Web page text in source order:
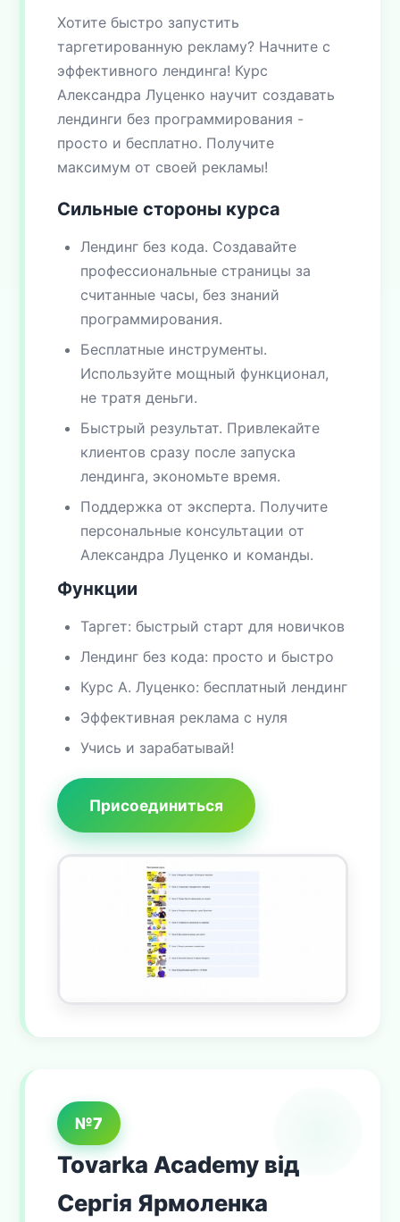
Хотите быстро запустить
таргетированную рекламу? Начните с
эффективного лендинга! Курс
Александра Луценко научит создавать
лендинги без программирования -
просто и бесплатно. Получите
максимум от своей рекламы!
Сильные стороны курса
Лендинг без кода. Создавайте
профессиональные страницы за
считанные часы, без знаний
программирования.
Бесплатные инструменты.
Используйте мощный функционал,
не тратя деньги.
Быстрый результат. Привлекайте
клиентов сразу после запуска
лендинга, экономьте время.
Поддержка от эксперта. Получите
персональные консультации от
Александра Луценко и команды.
Функции
Таргет: быстрый старт для новичков
Лендинг без кода: просто и быстро
Курс А. Луценко: бесплатный лендинг
Эффективная реклама с нуля
Учись и зарабатывай!
Присоединиться
№7
Tovarka Academy від
Сергія Ярмоленка